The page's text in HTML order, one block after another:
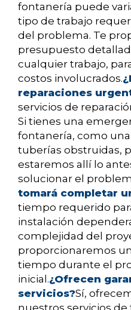
fontanería puede
tipo de trabajo
del problema. Te
presupuesto
cualquier trabajo,
costos involucrados.
reparaciones
servicios de
Si tienes una
fontanería, como
tuberías obstruidas,
estaremos allí lo
solucionar el
tomará completar
tiempo requerido
instalación
complejidad del
proporcionaremos
tiempo durante el
inicial.¿Ofrecen
servicios?Sí,